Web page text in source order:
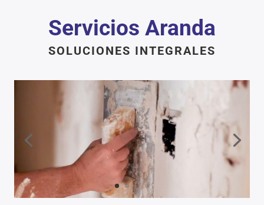
Servicios Aranda
SOLUCIONES INTEGRALES